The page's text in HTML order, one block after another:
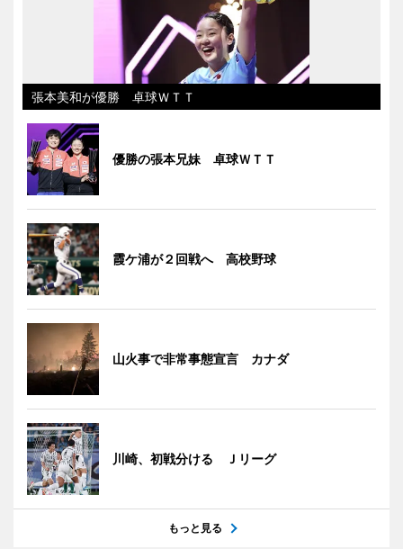
張本美和が優勝 卓球ＷＴＴ
優勝の張本兄妹 卓球ＷＴＴ
霞ケ浦が２回戦へ 高校野球
山火事で非常事態宣言 カナダ
川崎、初戦分ける Ｊリーグ
もっと見る